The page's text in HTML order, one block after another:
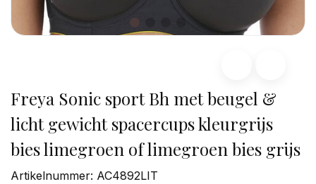
Freya Sonic sport Bh met beugel &
licht gewicht spacercups kleurgrijs
bies limegroen of limegroen bies grijs
Artikelnummer: AC4892LIT